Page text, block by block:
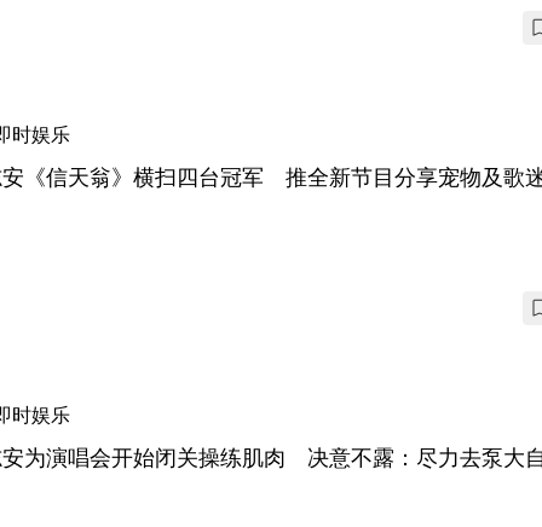
时娱乐
《信天翁》横扫四台冠军 推全新节目分享宠物及歌
时娱乐
为演唱会开始闭关操练肌肉 决意不露：尽力去泵大